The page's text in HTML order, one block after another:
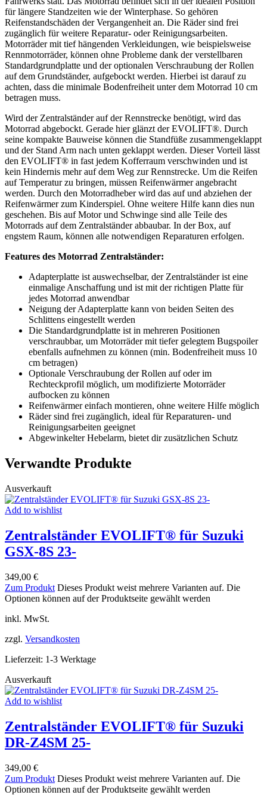
für längere Standzeiten wie der Winterphase. So gehören
Reifenstandschäden der Vergangenheit an. Die Räder sind frei
zugänglich für weitere Reparatur- oder Reinigungsarbeiten.
Motorräder mit tief hängenden Verkleidungen, wie beispielsweise
Rennmotorräder, können ohne Probleme dank der verstellbaren
Standardgrundplatte und der optionalen Verschraubung der Rollen
auf dem Grundständer, aufgebockt werden. Hierbei ist darauf zu
achten, dass die minimale Bodenfreiheit unter dem Motorrad 10 cm
betragen muss.
Wird der Zentralständer auf der Rennstrecke benötigt, wird das
Motorrad abgebockt. Gerade hier glänzt der EVOLIFT®. Durch
seine kompakte Bauweise können die Standfüße zusammengeklappt
und der Stand Arm nach unten geklappt werden. Dieser Vorteil lässt
den EVOLIFT® in fast jedem Kofferraum verschwinden und ist
kein Hindernis mehr auf dem Weg zur Rennstrecke. Um die Reifen
auf Temperatur zu bringen, müssen Reifenwärmer angebracht
werden. Durch den Motorradheber wird das auf und abziehen der
Reifenwärmer zum Kinderspiel. Ohne weitere Hilfe kann dies nun
geschehen. Bis auf Motor und Schwinge sind alle Teile des
Motorrads auf dem Zentralständer abbaubar. In der Box, auf
engstem Raum, können alle notwendigen Reparaturen erfolgen.
Features des Motorrad Zentralständer:
Adapterplatte ist auswechselbar, der Zentralständer ist eine
einmalige Anschaffung und ist mit der richtigen Platte für
jedes Motorrad anwendbar
Neigung der Adapterplatte kann von beiden Seiten des
Schlittens eingestellt werden
Die Standardgrundplatte ist in mehreren Positionen
verschraubbar, um Motorräder mit tiefer gelegtem Bugspoiler
ebenfalls aufnehmen zu können (min. Bodenfreiheit muss 10
cm betragen)
Optionale Verschraubung der Rollen auf oder im
Rechteckprofil möglich, um modifizierte Motorräder
aufbocken zu können
Reifenwärmer einfach montieren, ohne weitere Hilfe möglich
Räder sind frei zugänglich, ideal für Reparaturen- und
Reinigungsarbeiten geeignet
Abgewinkelter Hebelarm, bietet dir zusätzlichen Schutz
Verwandte Produkte
Ausverkauft
Add to wishlist
Zentralständer EVOLIFT® für Suzuki
GSX-8S 23-
349,00 €
Zum Produkt Dieses Produkt weist mehrere Varianten auf. Die
Optionen können auf der Produktseite gewählt werden
inkl. MwSt.
zzgl. Versandkosten
Lieferzeit: 1-3 Werktage
Ausverkauft
Add to wishlist
Zentralständer EVOLIFT® für Suzuki
DR-Z4SM 25-
349,00 €
Zum Produkt Dieses Produkt weist mehrere Varianten auf. Die
Optionen können auf der Produktseite gewählt werden